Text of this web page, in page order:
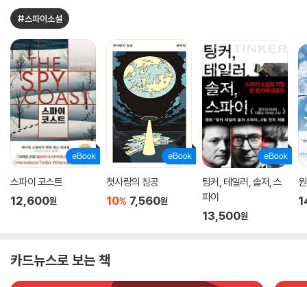
#스파이소설
스파이 코스트
12,600원
첫사랑의 침공
10% 7,560원
팅커, 테일러, 솔저, 스
파이
13,500원
카드뉴스로 보는 책